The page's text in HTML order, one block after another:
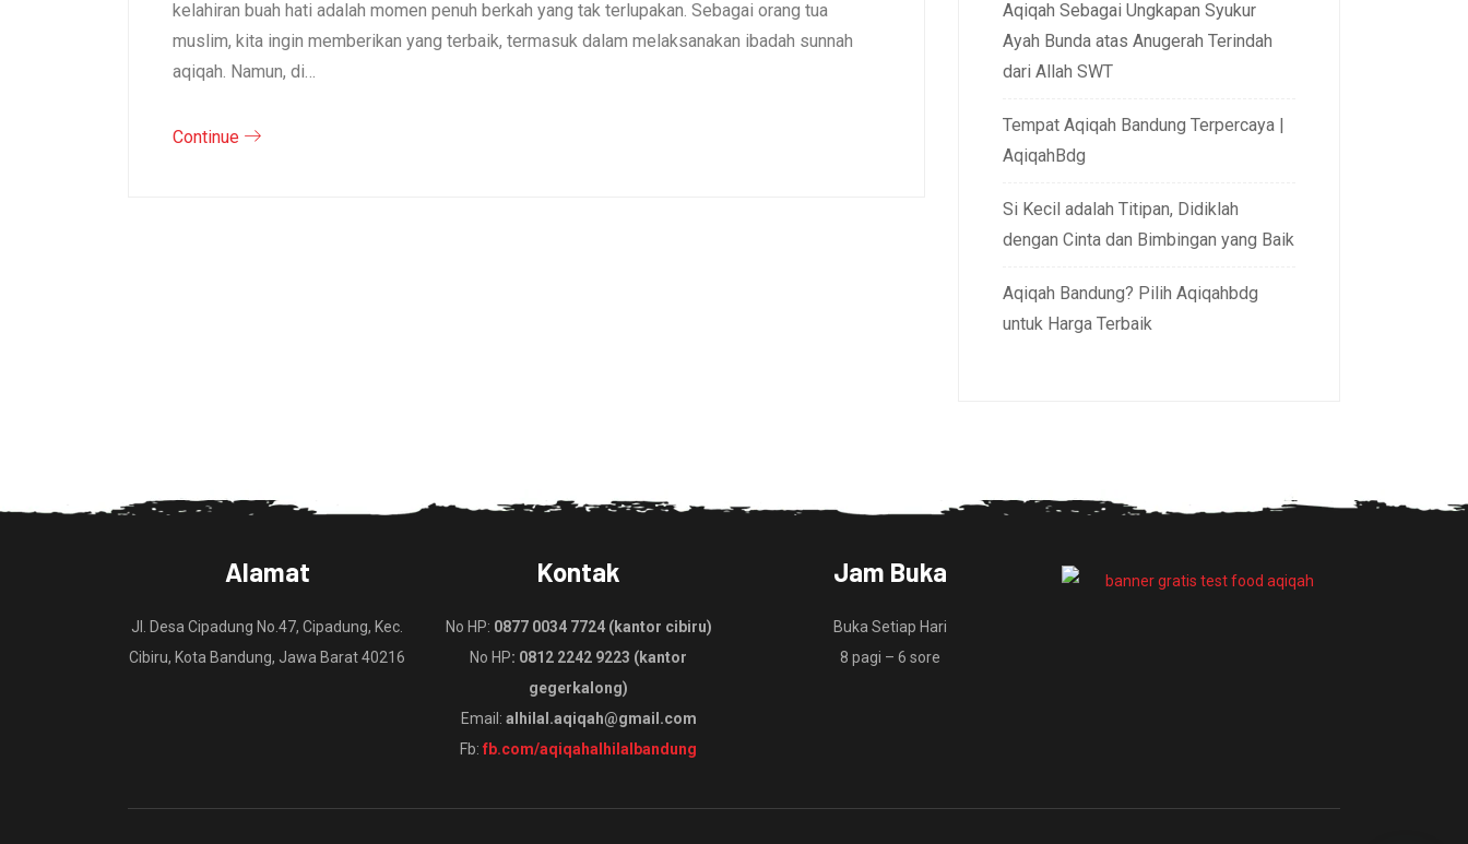
kelahiran buah hati adalah momen penuh berkah yang tak terlupakan. Sebagai orang tua
muslim, kita ingin memberikan yang terbaik, termasuk dalam melaksanakan ibadah sunnah
aqiqah. Namun, di…
Continue
Aqiqah Sebagai Ungkapan Syukur
Ayah Bunda atas Anugerah Terindah
dari Allah SWT
Tempat Aqiqah Bandung Terpercaya |
AqiqahBdg
Si Kecil adalah Titipan, Didiklah
dengan Cinta dan Bimbingan yang Baik
Aqiqah Bandung? Pilih Aqiqahbdg
untuk Harga Terbaik
Alamat
Jl. Desa Cipadung No.47, Cipadung, Kec.
Cibiru, Kota Bandung, Jawa Barat 40216
Kontak
No HP: 0877 0034 7724 (kantor cibiru)
No HP: 0812 2242 9223 (kantor
gegerkalong)
Email: alhilal.aqiqah@gmail.com
Fb: fb.com/aqiqahalhilalbandung
Jam Buka
Buka Setiap Hari
8 pagi – 6 sore